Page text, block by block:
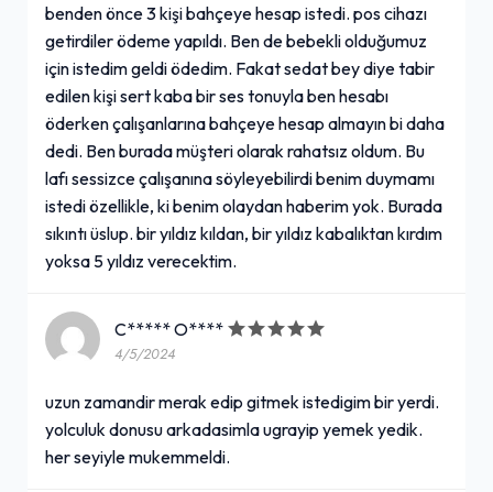
benden önce 3 kişi bahçeye hesap istedi. pos cihazı
getirdiler ödeme yapıldı. Ben de bebekli olduğumuz
için istedim geldi ödedim. Fakat sedat bey diye tabir
edilen kişi sert kaba bir ses tonuyla ben hesabı
öderken çalışanlarına bahçeye hesap almayın bi daha
dedi. Ben burada müşteri olarak rahatsız oldum. Bu
lafı sessizce çalışanına söyleyebilirdi benim duymamı
istedi özellikle, ki benim olaydan haberim yok. Burada
sıkıntı üslup. bir yıldız kıldan, bir yıldız kabalıktan kırdım
yoksa 5 yıldız verecektim.
C***** O****
4/5/2024
uzun zamandir merak edip gitmek istedigim bir yerdi.
yolculuk donusu arkadasimla ugrayip yemek yedik.
her seyiyle mukemmeldi.